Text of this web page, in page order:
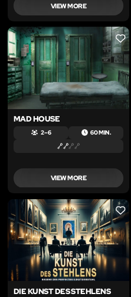
VIEW MORE
LIKE
MAD HOUSE
2 – 6 60 MIN.
VIEW MORE
LIKE
DIE KUNST DES STEHLENS